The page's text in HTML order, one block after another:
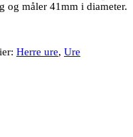
og måler 41mm i diameter.
Herre ure, Ure